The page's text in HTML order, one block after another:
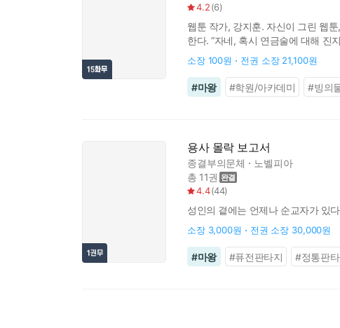
4.2(6)
웹툰 작가, 강지훈. 자신이 그린 웹
한다. “자네, 혹시 연금술에 대해 진
저랑 차 한잔 어떠세요?” 남의 속
소장 100원 전권 소장 21,100원
#마왕 #학원/아카데미 #빙의
용사 몰락 보고서
종결부의문체
노벨피아
총 11권
4.4(44)
성인의 곁에는 언제나 순교자가 있
소장 3,000원 전권 소장 30,000원
#마왕 #퓨전판타지 #정통판